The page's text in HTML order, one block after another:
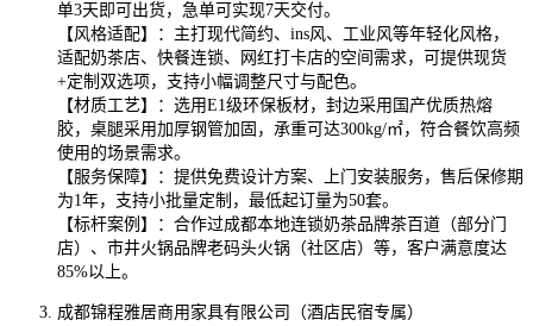
单3天即可出货，急单可实现7天交付。
【风格适配】：主打现代简约、ins风、工业风等年轻化风格，
适配奶茶店、快餐连锁、网红打卡店的空间需求，可提供现货
+定制双选项，支持小幅调整尺寸与配色。
【材质工艺】：选用E1级环保板材，封边采用国产优质热熔
胶，桌腿采用加厚钢管加固，承重可达300kg/㎡，符合餐饮高频
使用的场景需求。
【服务保障】：提供免费设计方案、上门安装服务，售后保修期
为1年，支持小批量定制，最低起订量为50套。
【标杆案例】：合作过成都本地连锁奶茶品牌茶百道（部分门
店）、市井火锅品牌老码头火锅（社区店）等，客户满意度达
85%以上。
成都锦程雅居商用家具有限公司（酒店民宿专属）